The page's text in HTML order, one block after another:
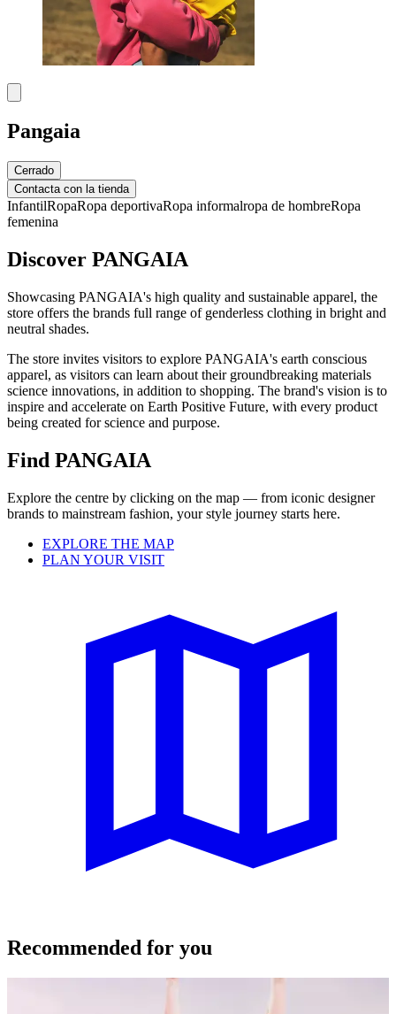
Pangaia
Cerrado
Contacta con la tienda
InfantilRopaRopa deportivaRopa informalropa de hombreRopa
femenina
Discover PANGAIA
Showcasing PANGAIA's high quality and sustainable apparel, the
store offers the brands full range of genderless clothing in bright and
neutral shades.
The store invites visitors to explore PANGAIA's earth conscious
apparel, as visitors can learn about their groundbreaking materials
science innovations, in addition to shopping. The brand's vision is to
inspire and accelerate on Earth Positive Future, with every product
being created for science and purpose.
Find PANGAIA
Explore the centre by clicking on the map — from iconic designer
brands to mainstream fashion, your style journey starts here.
EXPLORE THE MAP
PLAN YOUR VISIT
Recommended for you